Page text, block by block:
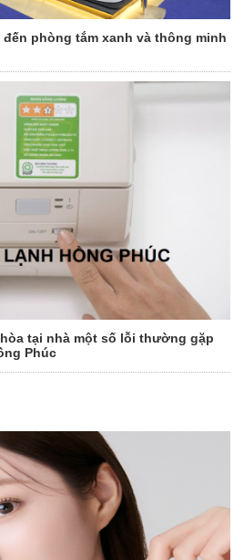
phòng tắm xanh và thông minh
tại nhà một số lỗi thường gặp
Phúc